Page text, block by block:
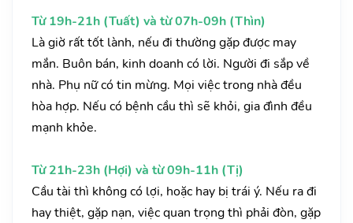
Từ 19h-21h (Tuất) và từ 07h-09h (Thìn)
Là giờ rất tốt lành, nếu đi thường gặp được may
mắn. Buôn bán, kinh doanh có lời. Người đi sắp về
nhà. Phụ nữ có tin mừng. Mọi việc trong nhà đều
hòa hợp. Nếu có bệnh cầu thì sẽ khỏi, gia đình đều
mạnh khỏe.
Từ 21h-23h (Hợi) và từ 09h-11h (Tị)
Cầu tài thì không có lợi, hoặc hay bị trái ý. Nếu ra đi
hay thiệt, gặp nạn, việc quan trọng thì phải đòn, gặp